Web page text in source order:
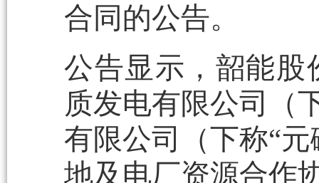
合同的公告。
公告显示，韶能股
质发电有限公司（
有限公司（下称“
地及电厂资源合作